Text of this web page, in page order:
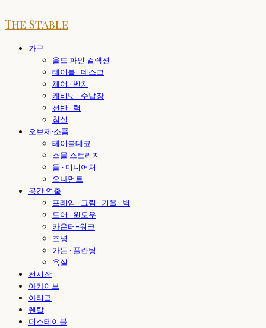
The Stable
가구
올드 파인 컬렉션
테이블 · 데스크
체어 · 벤치
캐비닛 · 수납장
선반 · 랙
침실
오브제·소품
테이블데코
스몰 스토리지
돌 · 미니어처
오나먼트
공간 연출
프레임 · 그림 · 거울 · 벽
도어 · 윈도우
카운터-워크
조명
가든 · 플란팅
욕실
전시장
아카이브
아티클
렌탈
더스테이블